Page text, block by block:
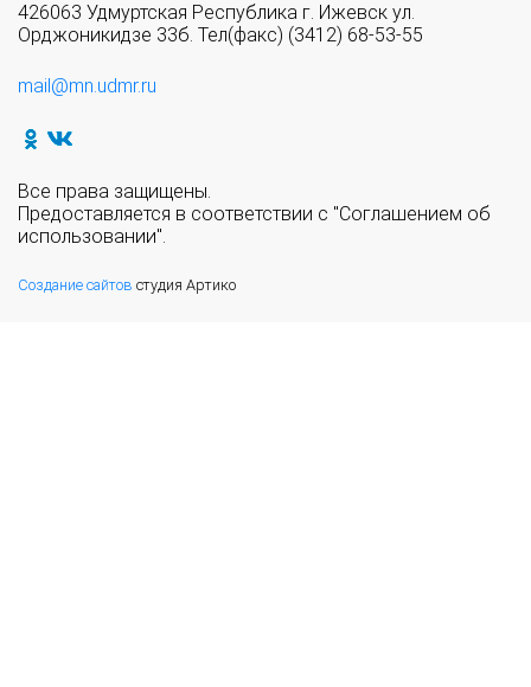
426063 Удмуртская Республика г. Ижевск ул.
Орджоникидзе 33б. Тел(факс) (3412) 68-53-55
mail@mn.udmr.ru
Все права защищены.
Предоставляется в соответствии с "Соглашением об
использовании".
Создание сайтов студия Артико